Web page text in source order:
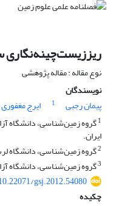
ریززیست‌چینه‌نگاری
نوع مقاله : مقاله پژوهشی
نویسندگان
پیمان رجبی
1 ایرج
1گروه زمین‌شناسی، دانشگاه
ایران.
2گروه زمین‌شناسی، دانشگاه
3گروه زمین‌شناسی، دانشگاه
gsj.2012.54080
چکیده